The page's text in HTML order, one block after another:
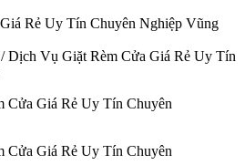
/ Dịch Vụ Giặt Rèm Cửa Giá Rẻ Uy Tín